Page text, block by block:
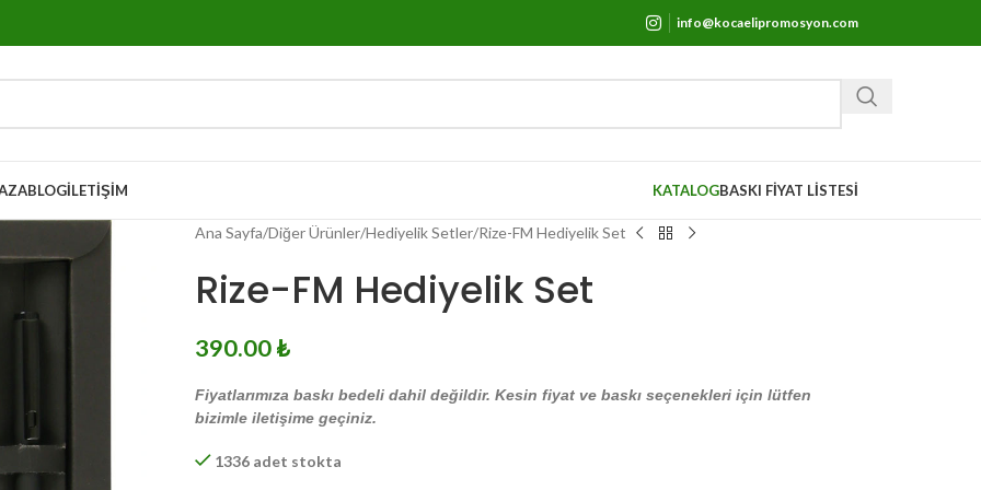
info@kocaelipromosyon.com
BLOGİLETIŞIM KATALOGBASKI FİYAT LİSTESİ
Ana Sayfa Diğer Ürünler Hediyelik Setler Rize-FM Hediyelik Set
Rize-FM Hediyelik Set
390.00₺
Fiyatlarımıza baskı bedeli dahil değildir. Kesin fiyat ve baskı seçenekleri için lütfen
bizimle iletişime geçiniz.
1336 adet stokta